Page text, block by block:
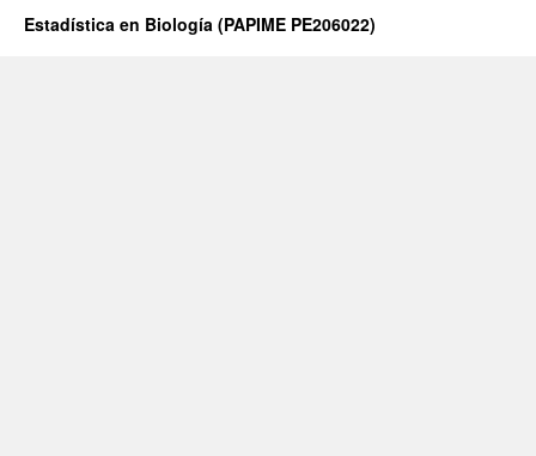
Estadística en Biología (PAPIME PE206022)